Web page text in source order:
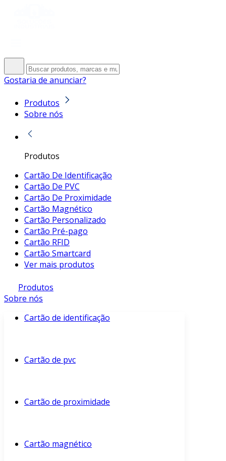
Gostaria de anunciar?
Produtos
Sobre nós
Produtos
Cartão De Identificação
Cartão De PVC
Cartão De Proximidade
Cartão Magnético
Cartão Personalizado
Cartão Pré-pago
Cartão RFID
Cartão Smartcard
Ver mais produtos
Produtos
Sobre nós
Cartão de identificação
Cartão de pvc
Cartão de proximidade
Cartão magnético